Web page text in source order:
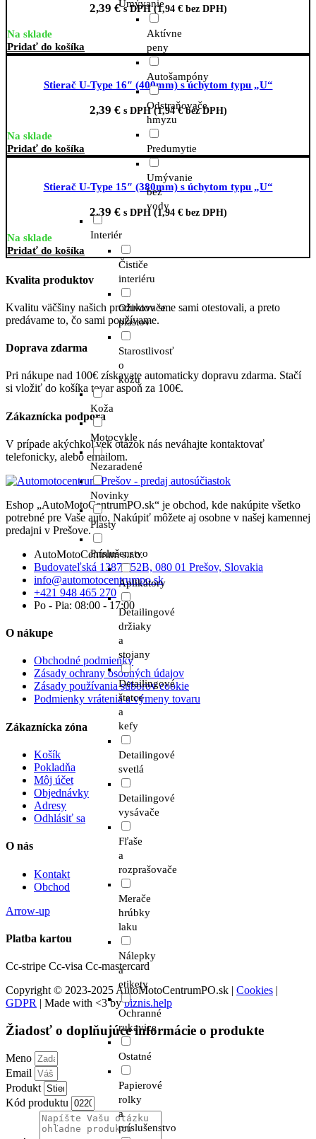
Umývanie
Aktívne
peny
Autošampóny
Odstraňovače
hmyzu
Predumytie
Umývanie
bez
vody
Interiér
Čističe
interiéru
Oživovače
plastov
Starostlivosť
o
kožu
Koža
Motocykle
Nezaradené
Novinky
Plasty
Príslušenstvo
Aplikátory
Detailingové
držiaky
a
stojany
Detailingové
štetce
a
kefy
Detailingové
svetlá
Detailingové
vysávače
Fľaše
a
rozprašovače
Merače
hrúbky
laku
Nálepky
a
etikety
Ochranné
rukavice
Ostatné
Papierové
rolky
a
príslušenstvo
2,39 € s DPH (1,94 €bez DPH)
Na sklade
Pridať do košíka
Stierač U-Type 16″ (400mm) s úchytom typu „U“
2,39 € s DPH (1,94€bez DPH)
Na sklade
Pridať do košíka
Stierač U-Type 15″ (380mm) s úchytom typu „U“
2,39 € s DPH (1,94 €bez DPH)
Na sklade
Pridať do košíka
Kvalita produktov
Kvalitu väčšiny našich produktov sme sami otestovali, a preto
predávame to, čo sami používame.
Doprava zdarma
Pri nákupe nad 100€ získavate automaticky dopravu zdarma. Stačí
si vložiť do košíka tovar aspoň za 100€.
Zákaznícka podpora
V prípade akýchkoľvek otázok nás neváhajte kontaktovať
telefonicky, alebo emailom.
Eshop „AutoMotoCentrumPO.sk“ je obchod, kde nakúpite všetko
potrebné pre Vaše auto. Nakúpiť môžete aj osobne v našej kamennej
predajni v Prešove.
AutoMotoCentrum s.r.o.
Budovateľská 13874/52B, 080 01 Prešov, Slovakia
info@automotocentrumpo.sk
+421 948 465 270
Po - Pia: 08:00 - 17:00
O nákupe
Obchodné podmienky
Zásady ochrany osobných údajov
Zásady používania súborov cookie
Podmienky vrátenia a výmeny tovaru
Zákaznícka zóna
Košík
Pokladňa
Môj účet
Objednávky
Adresy
Odhlásiť sa
O nás
Kontakt
Obchod
Arrow-up
Platba kartou
Cc-stripe Cc-visa Cc-mastercard
Copyright © 2023-2025 AutoMotoCentrumPO.sk | Cookies |
GDPR | Made with <3 bybiznis.help
Žiadosť o doplňujúce informácie o produkte
Meno
Email
Produkt
Kód produktu